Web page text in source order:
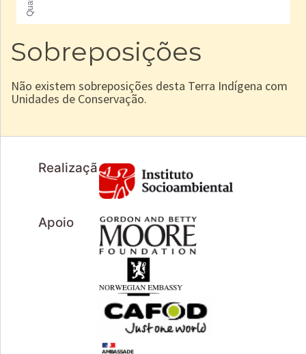
Sobreposições
Não existem sobreposições desta Terra Indígena com
Unidades de Conservação.